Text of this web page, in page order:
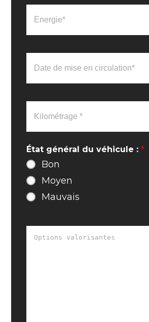
État général du véhicule :*
Bon
Moyen
Mauvais